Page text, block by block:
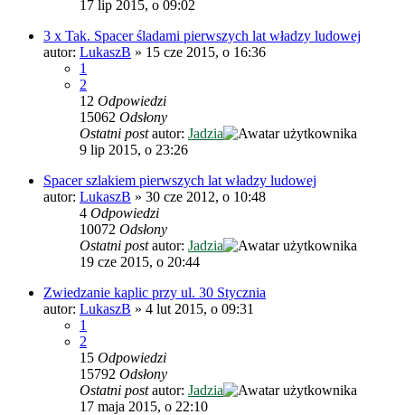
17 lip 2015, o 09:02
3 x Tak. Spacer śladami pierwszych lat władzy ludowej
autor: LukaszB » 15 cze 2015, o 16:36
1
2
12 Odpowiedzi
15062 Odsłony
Ostatni postautor: Jadzia
9 lip 2015, o 23:26
Spacer szlakiem pierwszych lat władzy ludowej
autor: LukaszB » 30 cze 2012, o 10:48
4 Odpowiedzi
10072 Odsłony
Ostatni postautor: Jadzia
19 cze 2015, o 20:44
Zwiedzanie kaplic przy ul. 30 Stycznia
autor: LukaszB » 4 lut 2015, o 09:31
1
2
15 Odpowiedzi
15792 Odsłony
Ostatni postautor: Jadzia
17 maja 2015, o 22:10